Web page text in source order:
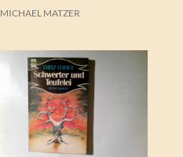
MICHAEL MATZER